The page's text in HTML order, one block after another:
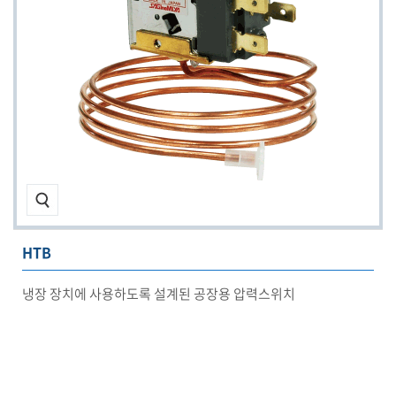
HTB
냉장 장치에 사용하도록 설계된 공장용 압력스위치